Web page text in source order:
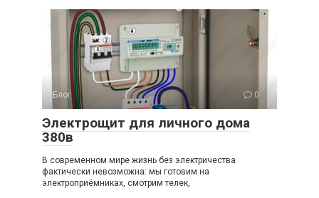
Блог 0
Электрощит для личного дома
380в
В современном мире жизнь без электричества
фактически невозможна: мы готовим на
электроприёмниках, смотрим телек,